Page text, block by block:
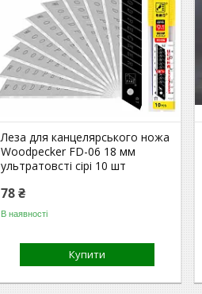
Леза для канцелярського ножа
Woodpecker FD-06 18 мм
ультратовсті сірі 10 шт
78 ₴
В наявності
Купити